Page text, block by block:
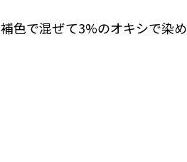
色で混ぜて3%のオキシで染め